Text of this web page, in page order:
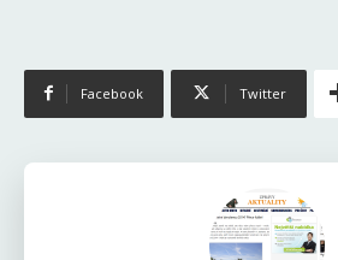
Facebook Twitter